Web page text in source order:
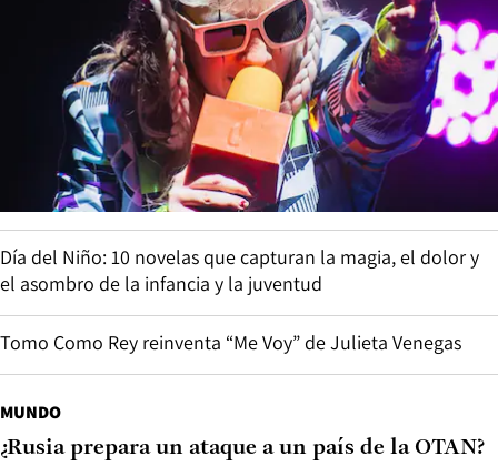
Día del Niño: 10 novelas que capturan la magia, el dolor y
el asombro de la infancia y la juventud
Tomo Como Rey reinventa “Me Voy” de Julieta Venegas
MUNDO
¿Rusia prepara un ataque a un país de la OTAN?